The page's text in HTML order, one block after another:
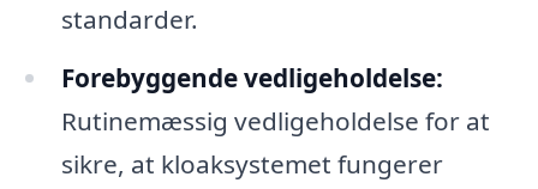
standarder.
Forebyggende vedligeholdelse:
Rutinemæssig vedligeholdelse for at
sikre, at kloaksystemet fungerer